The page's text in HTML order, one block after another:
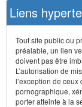
Liens
Tout site public ou
préalable, un lien
doivent pas être
L’autorisation de
l’exception de
pornographique,
porter atteinte à la